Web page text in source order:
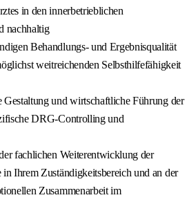
in den innerbetrieblichen
nachhaltig
Behandlungs- und Ergebnisqualität
weitreichenden Selbsthilfefähigkeit
und wirtschaftliche Führung der
DRG-Controlling und
fachlichen Weiterentwicklung der
in Ihrem Zuständigkeitsbereich und an der
Zusammenarbeit im